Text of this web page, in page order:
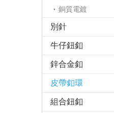
銅質電鍍
別針
牛仔鈕釦
鋅合金釦
皮帶釦環
組合鈕釦